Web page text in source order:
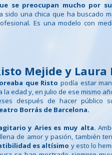
se preocupan mucho por
sido una chica que ha buscado
Es una modelo con
Mejide y Laura
que Risto podía estar
la edad y, en julio de ese mismo
después de hacer público
Borrás de Barcelona.
y Aries es muy alta.
de amor y pasión, también
es altísimo y esto lo